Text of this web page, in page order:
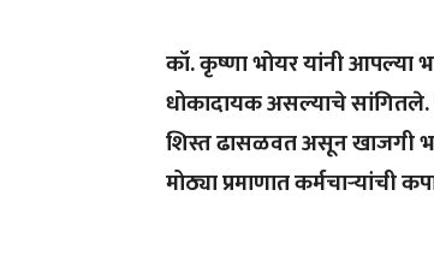
कॉ. कृष्णा भोयर यांनी आपल्या
धोकादायक असल्याचे सांगितले.
शिस्त ढासळवत असून खाजगी
मोठ्या प्रमाणात कर्मचाऱ्यांची